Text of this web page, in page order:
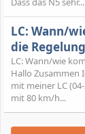
LC: Wann/
die
LC: Wann/wie
Hallo Zusammen
mit meiner LC
mit 80 km/h...